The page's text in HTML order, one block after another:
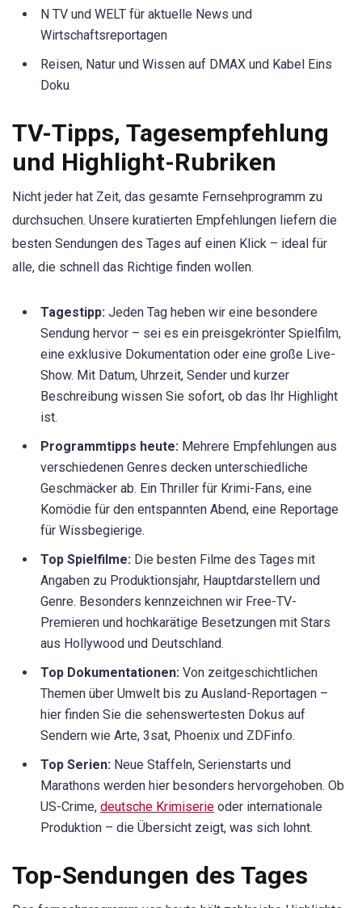
N TV und WELT für aktuelle News und
Wirtschaftsreportagen
Reisen, Natur und Wissen auf DMAX und Kabel Eins
Doku
TV-Tipps, Tagesempfehlung
und Highlight-Rubriken
Nicht jeder hat Zeit, das gesamte Fernsehprogramm zu
durchsuchen. Unsere kuratierten Empfehlungen liefern die
besten Sendungen des Tages auf einen Klick – ideal für
alle, die schnell das Richtige finden wollen.
Tagestipp: Jeden Tag heben wir eine besondere
Sendung hervor – sei es ein preisgekrönter Spielfilm,
eine exklusive Dokumentation oder eine große Live-
Show. Mit Datum, Uhrzeit, Sender und kurzer
Beschreibung wissen Sie sofort, ob das Ihr Highlight
ist.
Programmtipps heute: Mehrere Empfehlungen aus
verschiedenen Genres decken unterschiedliche
Geschmäcker ab. Ein Thriller für Krimi-Fans, eine
Komödie für den entspannten Abend, eine Reportage
für Wissbegierige.
Top Spielfilme: Die besten Filme des Tages mit
Angaben zu Produktionsjahr, Hauptdarstellern und
Genre. Besonders kennzeichnen wir Free-TV-
Premieren und hochkarätige Besetzungen mit Stars
aus Hollywood und Deutschland.
Top Dokumentationen: Von zeitgeschichtlichen
Themen über Umwelt bis zu Ausland-Reportagen –
hier finden Sie die sehenswertesten Dokus auf
Sendern wie Arte, 3sat, Phoenix und ZDFinfo.
Top Serien: Neue Staffeln, Serienstarts und
Marathons werden hier besonders hervorgehoben. Ob
US-Crime, deutsche Krimiserie oder internationale
Produktion – die Übersicht zeigt, was sich lohnt.
Top-Sendungen des Tages